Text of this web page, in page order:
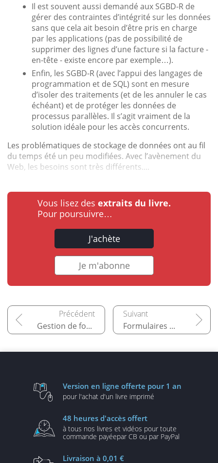
Il est souvent aussi demandé aux SGBD-R de
gérer des contraintes d’intégrité sur les données
sans que cela ait besoin d’être pris en charge
par les applications (pas de possibilité de
supprimer des lignes d’une facture si la facture -
en-tête - existe encore par exemple…).
Enfin, les SGBD-R (avec l’appui des langages de
programmation et de SQL) sont en mesure
d’isoler des traitements (et de les annuler le cas
échéant) et de protéger les données de
processus parallèles. Il s’agit vraiment de la
solution idéale pour les accès concurrents.
Les problématiques de stockage de données ont au fil
du temps été un peu modifiées. Avec l’avènement du
Web, les besoins sont très différents....
Vous lisez des extraits du livre.
Pour poursuivre…
J'achète
Je m'abonne
Gestion de formulaires basiques Formulaires HTML/JavaScript pour UiPath
Version en ligne offerte pour 1 an
pour l'achat d'un livre imprimé
48 heures d'accès offert
à tous nos livres et vidéos pour toute
commande payéepar CB ou par PayPal
Livraison à 0,01 €